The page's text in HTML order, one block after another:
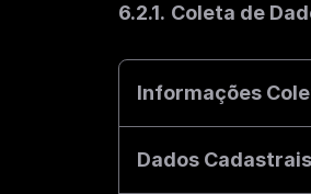
6.2.1. Coleta de
Informações
Dados Cadastrais